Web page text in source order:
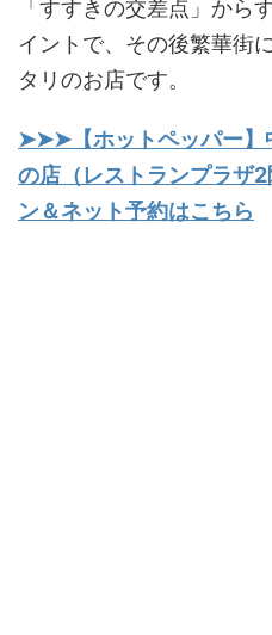
「すすきの交差点」から
イントで、その後繁華街
タリのお店です。
➤➤➤【ホットペッパー】
の店（レストランプラザ
ン＆ネット予約はこちら